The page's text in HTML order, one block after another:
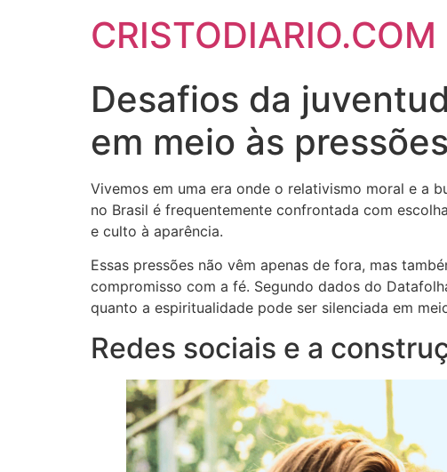
Desafios da
em meio às
Vivemos em uma era onde o relativismo moral e a
no Brasil é frequentemente confrontada com
e culto à aparência.
Essas pressões não vêm apenas de fora, mas
compromisso com a fé. Segundo dados do
quanto a espiritualidade pode ser silenciada em
Redes sociais e a